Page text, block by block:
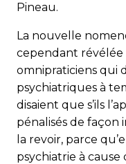
Pineau.
La nouvelle
cependant
omnipraticiens qui
psychiatriques à
disaient que s’ils
pénalisés de façon
la revoir, parce
psychiatrie à